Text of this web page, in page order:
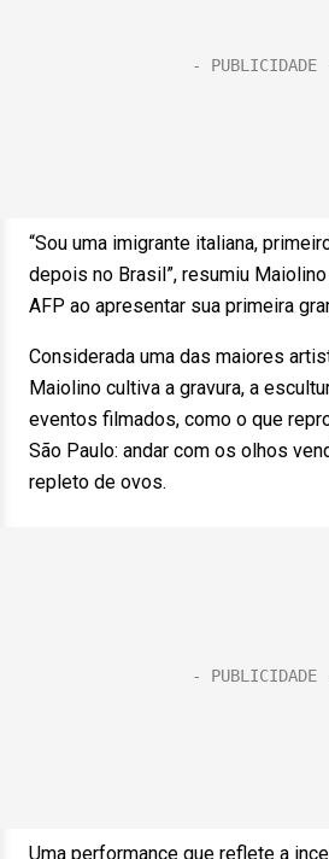
“Sou uma imigrante italiana,
depois no Brasil”, resumiu
AFP ao apresentar sua primeira
Considerada uma das maiores
Maiolino cultiva a gravura, a
eventos filmados, como o que
São Paulo: andar com os olhos
repleto de ovos.
Uma performance que reflete a